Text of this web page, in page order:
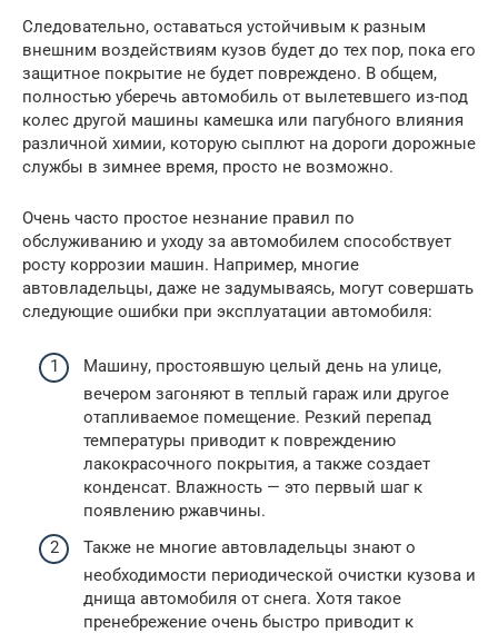
Следовательно, оставаться устойчивым к разным
внешним воздействиям кузов будет до тех пор, пока его
защитное покрытие не будет повреждено. В общем,
полностью уберечь автомобиль от вылетевшего из-под
колес другой машины камешка или пагубного влияния
различной химии, которую сыплют на дороги дорожные
службы в зимнее время, просто не возможно.
Очень часто простое незнание правил по
обслуживанию и уходу за автомобилем способствует
росту коррозии машин. Например, многие
автовладельцы, даже не задумываясь, могут совершать
следующие ошибки при эксплуатации автомобиля:
Машину, простоявшую целый день на улице,
вечером загоняют в теплый гараж или другое
отапливаемое помещение. Резкий перепад
температуры приводит к повреждению
лакокрасочного покрытия, а также создает
конденсат. Влажность — это первый шаг к
появлению ржавчины.
Также не многие автовладельцы знают о
необходимости периодической очистки кузова и
днища автомобиля от снега. Хотя такое
пренебрежение очень быстро приводит к